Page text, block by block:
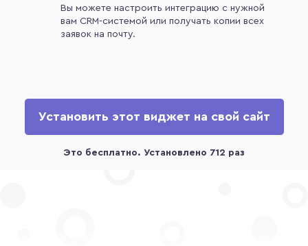
Вы можете настроить интеграцию с нужной
вам CRM-системой или получать копии всех
заявок на почту.
Установить этот виджет на свой сайт